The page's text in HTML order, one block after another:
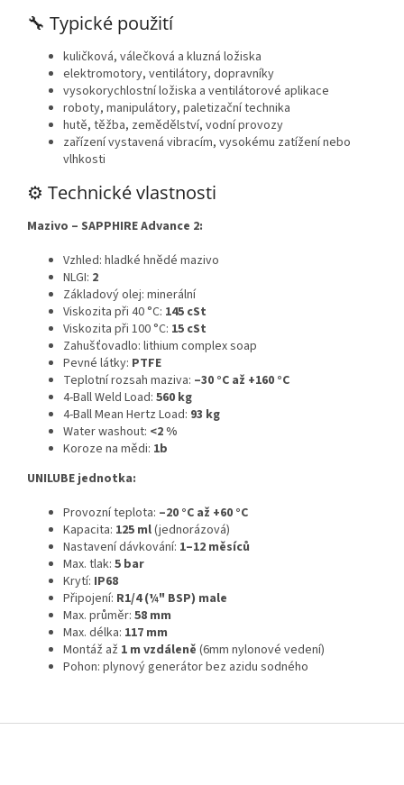
🔧 Typické použití
kuličková, válečková a kluzná ložiska
elektromotory, ventilátory, dopravníky
vysokorychlostní ložiska a ventilátorové aplikace
roboty, manipulátory, paletizační technika
hutě, těžba, zemědělství, vodní provozy
zařízení vystavená vibracím, vysokému zatížení nebo
vlhkosti
⚙️ Technické vlastnosti
Mazivo – SAPPHIRE Advance 2:
Vzhled: hladké hnědé mazivo
NLGI: 2
Základový olej: minerální
Viskozita při 40 °C: 145 cSt
Viskozita při 100 °C: 15 cSt
Zahušťovadlo: lithium complex soap
Pevné látky: PTFE
Teplotní rozsah maziva: –30 °C až +160 °C
4-Ball Weld Load: 560 kg
4-Ball Mean Hertz Load: 93 kg
Water washout: <2 %
Koroze na mědi: 1b
UNILUBE jednotka:
Provozní teplota: –20 °C až +60 °C
Kapacita: 125 ml(jednorázová)
Nastavení dávkování: 1–12 měsíců
Max. tlak: 5 bar
Krytí: IP68
Připojení: R1/4 (¼" BSP) male
Max. průměr: 58 mm
Max. délka: 117 mm
Montáž až 1 m vzdáleně (6mm nylonové vedení)
Pohon: plynový generátor bez azidu sodného
Z